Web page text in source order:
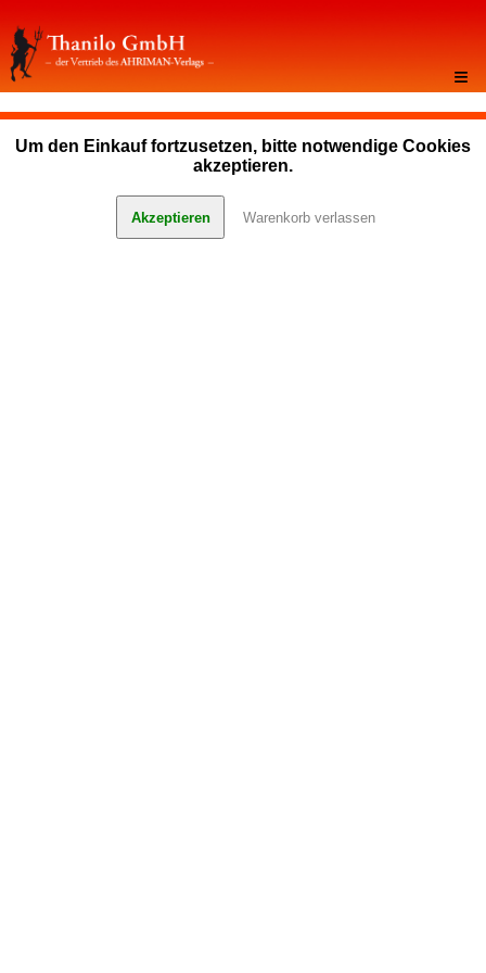
≡
Um den Einkauf fortzusetzen, bitte notwendige Cookies
akzeptieren.
Akzeptieren Warenkorb verlassen